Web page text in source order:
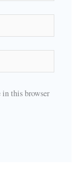
in this browser